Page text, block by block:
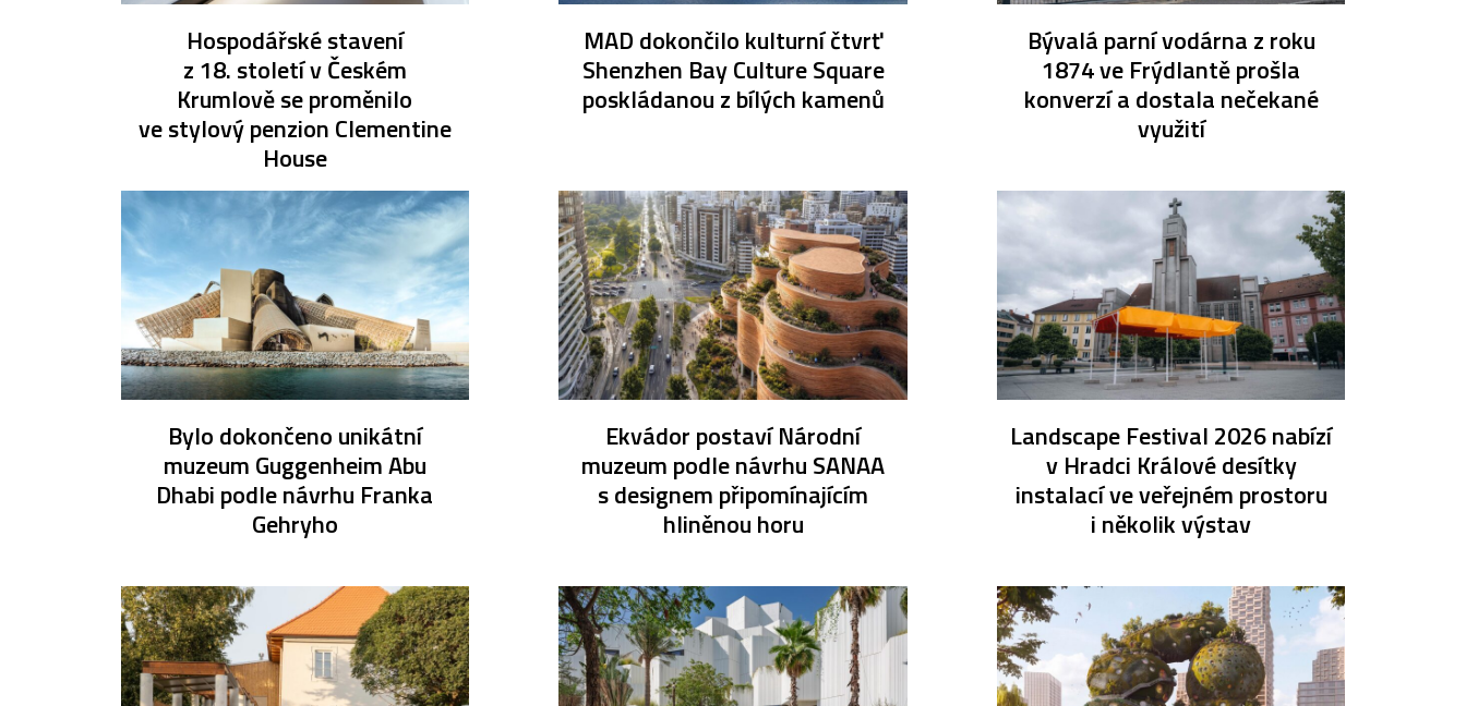
Hospodářské stavení
z 18. století v Českém
Krumlově se proměnilo
ve stylový penzion Clementine
House
MAD dokončilo kulturní čtvrť
Shenzhen Bay Culture Square
poskládanou z bílých kamenů
Bývalá parní vodárna z roku
1874 ve Frýdlantě prošla
konverzí a dostala nečekané
využití
Bylo dokončeno unikátní
muzeum Guggenheim Abu
Dhabi podle návrhu Franka
Gehryho
Ekvádor postaví Národní
muzeum podle návrhu SANAA
s designem připomínajícím
hliněnou horu
Landscape Festival 2026 nabízí
v Hradci Králové desítky
instalací ve veřejném prostoru
i několik výstav